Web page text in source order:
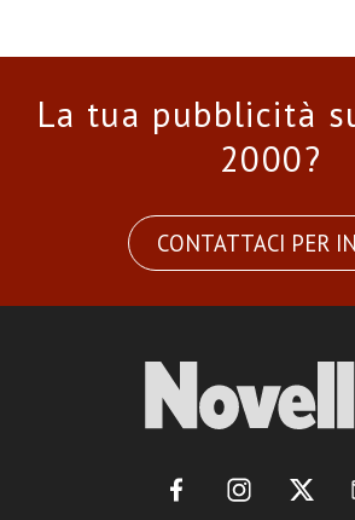
La tua pubblicità
2000?
CONTATTACI PER